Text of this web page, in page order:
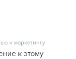
и маркетингу
к этому